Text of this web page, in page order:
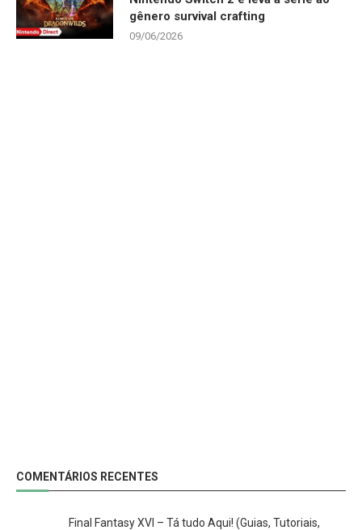
gênero survival crafting
09/06/2026
COMENTÁRIOS RECENTES
Final Fantasy XVI – Tá tudo Aqui! (Guias, Tutoriais,